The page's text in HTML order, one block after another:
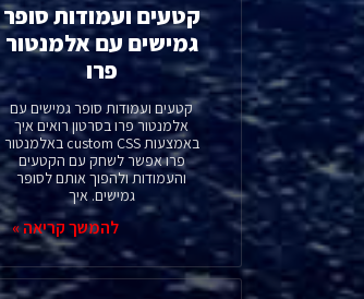
קטעים ועמודות סופר
גמישים עם אלמנטור
פרו
קטעים ועמודות סופר גמישים עם
אלמנטור פרו בסרטון רואים איך
באמצעות custom CSS באלמנטור
פרו אפשר לשחק עם הקטעים
והעמודות ולהפוך אותם לסופר
גמישים. איך
להמשך קריאה »